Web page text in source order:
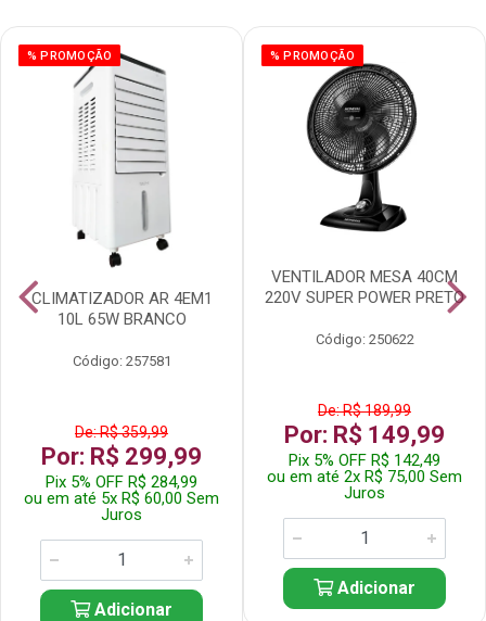
% PROMOÇÃO
CLIMATIZADOR AR 4EM1
10L 65W BRANCO
Código: 257581
De: R$ 359,99
Por: R$ 299,99
Pix 5% OFF R$ 284,99
ou em até 5x R$ 60,00 Sem
Juros
Adicionar
% PROMOÇÃO
VENTILADOR MESA 40CM
220V SUPER POWER PRETO
Código: 250622
De: R$ 189,99
Por: R$ 149,99
Pix 5% OFF R$ 142,49
ou em até 2x R$ 75,00 Sem
Juros
Adicionar